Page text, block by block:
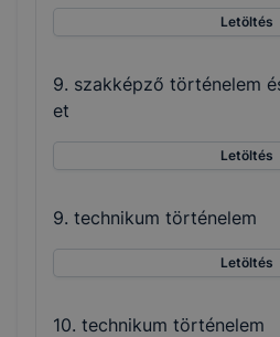
Letöltés
9. szakképző történelem
et
Letöltés
9. technikum történelem
Letöltés
10. technikum történelem